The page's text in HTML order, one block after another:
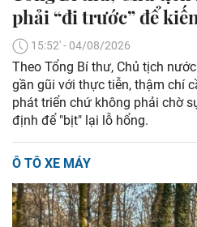
phải “đi trước” để
15:52' - 04/08/2026
Theo Tổng Bí thư, Chủ tịch
gần gũi với thực tiễn, thậm chí
phát triển chứ không phải chờ
định để "bịt" lại lỗ hổng.
Ô TÔ XE MÁY